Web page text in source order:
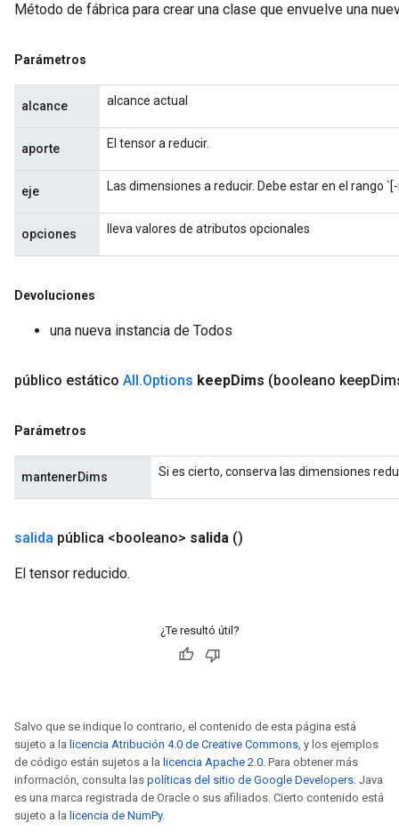
Método de fábrica para crear una clase que envuelve una
Parámetros
alcance alcance actual
aporte El tensor a reducir.
eje Las dimensiones a reducir. Debe estar en el rango
opciones lleva valores de atributos opcionales
Devoluciones
una nueva instancia de Todos
público estático All.Options keepDims (booleano keep
Parámetros
mantenerDims Si es cierto, conserva las dimensiones
salida pública <booleano> salida ()
El tensor reducido.
¿Te resultó útil?
Salvo que se indique lo contrario, el contenido de esta página está
sujeto a la licencia Atribución 4.0 de Creative Commons, y los ejemplos
de código están sujetos a la licencia Apache 2.0. Para obtener más
información, consulta las políticas del sitio de Google Developers. Java
es una marca registrada de Oracle o sus afiliados. Cierto contenido está
sujeto a la licencia de NumPy.